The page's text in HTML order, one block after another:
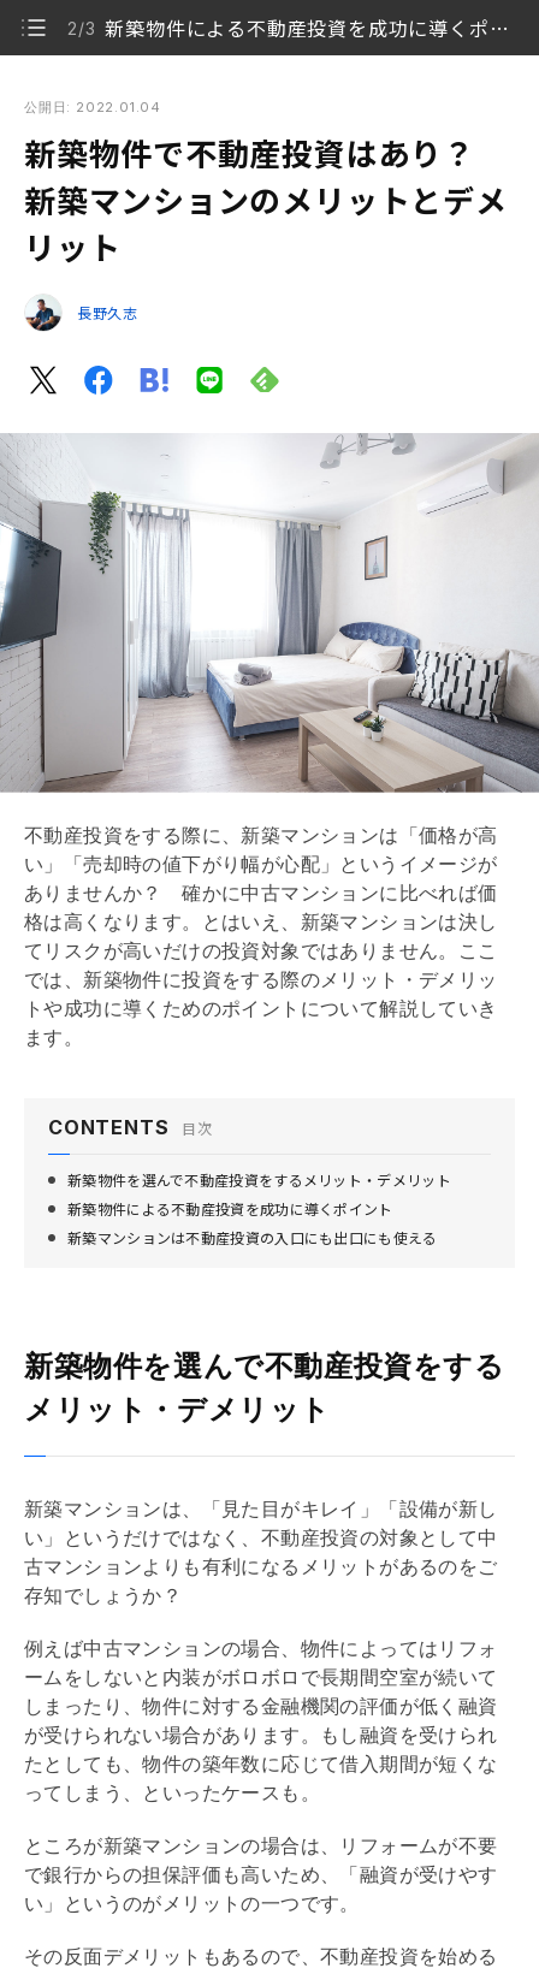
2/3 新築物件による不動産投資を成功に導くポイント
メリット
1/3
新築物件を選んで不動産投資をするメリット・デメリ
ット
2/3 新築物件による不動産投資を成功に導くポイント
3/3
る
公開日: 2022.01.04
新築物件で不動産投資はあり？
新築マンションのメリットとデメ
リット
長野久志
不動産投資をする際に、新築マンションは「価格が高
い」「売却時の値下がり幅が心配」というイメージが
ありませんか？ 確かに中古マンションに比べれば価
格は高くなります。とはいえ、新築マンションは決し
てリスクが高いだけの投資対象ではありません。ここ
では、新築物件に投資をする際のメリット・デメリッ
トや成功に導くためのポイントについて解説していき
ます。
CONTENTS 目次
新築物件を選んで不動産投資をするメリット・デメリット
新築物件による不動産投資を成功に導くポイント
新築マンションは不動産投資の入口にも出口にも使える
新築物件を選んで不動産投資をする
メリット・デメリット
新築マンションは、「見た目がキレイ」「設備が新し
い」というだけではなく、不動産投資の対象として中
古マンションよりも有利になるメリットがあるのをご
存知でしょうか？
例えば中古マンションの場合、物件によっては リフォ
ーム をしないと内装がボロボロで長期間空室が続いて
しまったり、物件に対する金融機関の評価が低く融資
が受けられない場合があります。もし融資を受けられ
たとしても、物件の築年数に応じて借入期間が短くな
ってしまう、といったケースも。
ところが新築マンションの場合は、 リフォームが不要
で銀行からの担保評価も高いため、「融資が受けやす
い」というのがメリットの一つです。
その反面デメリットもあるので、不動産投資を始める